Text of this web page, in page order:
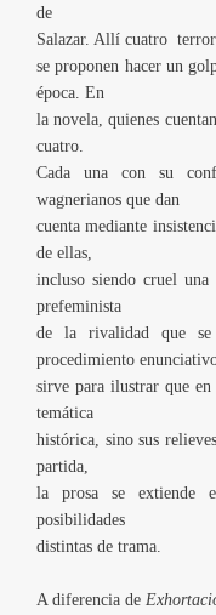
de
Salazar. Allí cuatro
se proponen hacer un
época. En
la novela, quienes
cuatro.
Cada una con su
wagnerianos que dan
cuenta mediante
de ellas,
incluso siendo cruel
prefeminista
de la rivalidad que se
procedimiento
sirve para ilustrar que
temática
histórica, sino sus
partida,
la prosa se extiende
posibilidades
distintas de trama.
A diferencia de